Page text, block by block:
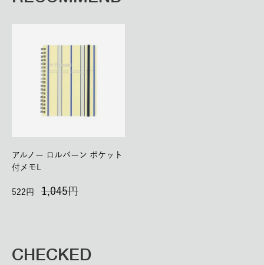
アルノー ロルバーン ポケット
付メモL
1,045
522
CHECKED